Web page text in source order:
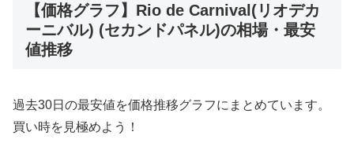
【価格グラフ】Rio de Carnival(リオデカ
ーニバル) (セカンドパネル)の相場・最安
値推移
過去30日の最安値を価格推移グラフにまとめています。
買い時を見極めよう！